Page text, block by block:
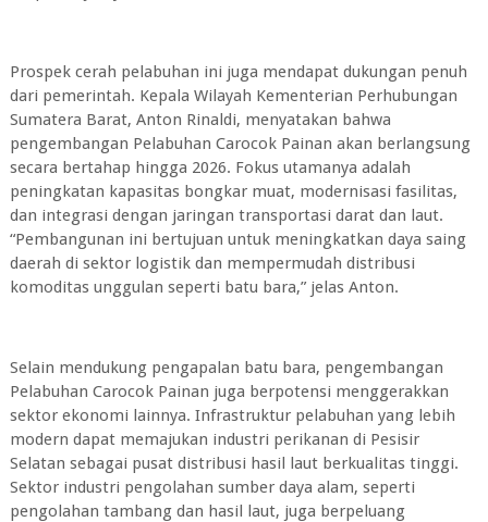
Prospek cerah pelabuhan ini juga mendapat dukungan penuh
dari pemerintah. Kepala Wilayah Kementerian Perhubungan
Sumatera Barat, Anton Rinaldi, menyatakan bahwa
pengembangan Pelabuhan Carocok Painan akan berlangsung
secara bertahap hingga 2026. Fokus utamanya adalah
peningkatan kapasitas bongkar muat, modernisasi fasilitas,
dan integrasi dengan jaringan transportasi darat dan laut.
“Pembangunan ini bertujuan untuk meningkatkan daya saing
daerah di sektor logistik dan mempermudah distribusi
komoditas unggulan seperti batu bara,” jelas Anton.
Selain mendukung pengapalan batu bara, pengembangan
Pelabuhan Carocok Painan juga berpotensi menggerakkan
sektor ekonomi lainnya. Infrastruktur pelabuhan yang lebih
modern dapat memajukan industri perikanan di Pesisir
Selatan sebagai pusat distribusi hasil laut berkualitas tinggi.
Sektor industri pengolahan sumber daya alam, seperti
pengolahan tambang dan hasil laut, juga berpeluang